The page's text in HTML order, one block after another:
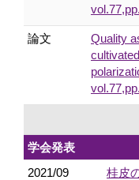
論文
Quality
学会発表
2021/09
桂皮